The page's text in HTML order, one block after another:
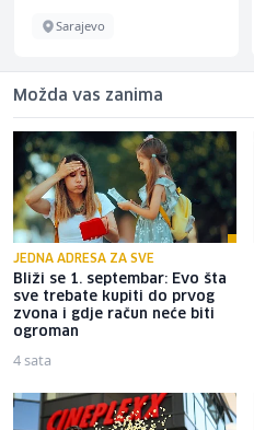
Sarajevo
Možda vas zanima
JEDNA ADRESA ZA SVE
Bliži se 1. septembar: Evo šta
sve trebate kupiti do prvog
zvona i gdje račun neće biti
ogroman
4 sata